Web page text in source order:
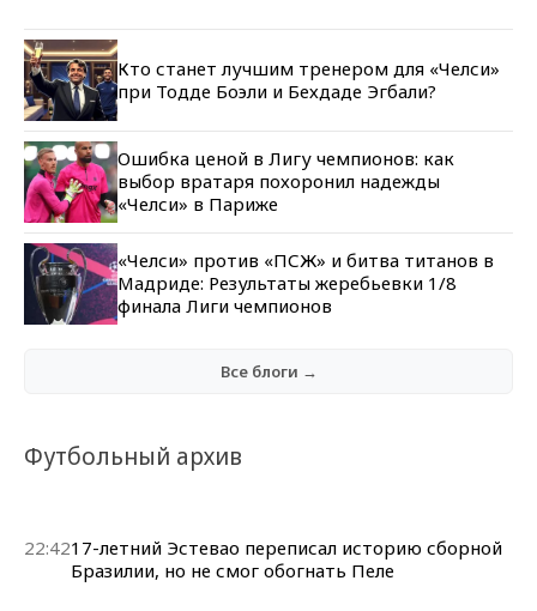
Кто станет лучшим тренером для «Челси»
при Тодде Боэли и Бехдаде Эгбали?
Ошибка ценой в Лигу чемпионов: как
выбор вратаря похоронил надежды
«Челси» в Париже
«Челси» против «ПСЖ» и битва титанов в
Мадриде: Результаты жеребьевки 1/8
финала Лиги чемпионов
Все блоги →
Футбольный архив
22:4217-летний Эстевао переписал историю сборной
Бразилии, но не смог обогнать Пеле